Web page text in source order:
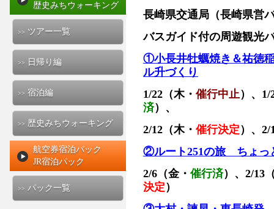
歴史みちウォーキング
>> ツアー一覧
>> 日帰り編
>> 宿泊編
>> 歴史みちウォーキング
航空券宿泊パック
JR宿泊パック
>> パック一覧
長崎県交通局（長崎県営
バスガイド付の周遊観光
①小長井牡蠣焼き＆祐徳
ル升づくり
1/22（木・ 催行中止）、1/
済）、
2/12（木・ 催行決定）、2/
②ルート251の旅 ちょっ
2/6（金・ 催行済）、2/13
決定）